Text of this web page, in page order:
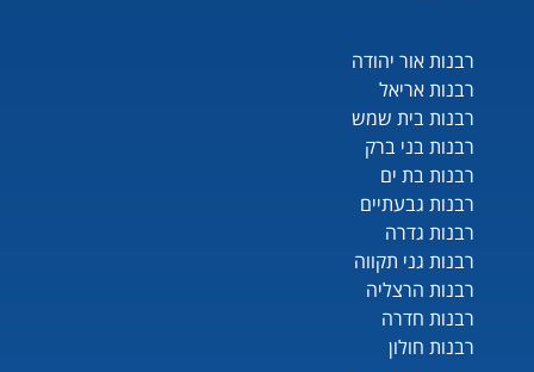
רבנות אור יהודה
רבנות אריאל
רבנות בית שמש
רבנות בני ברק
רבנות בת ים
רבנות גבעתיים
רבנות גדרה
רבנות גני תקווה
רבנות הרצליה
רבנות חדרה
רבנות חולון